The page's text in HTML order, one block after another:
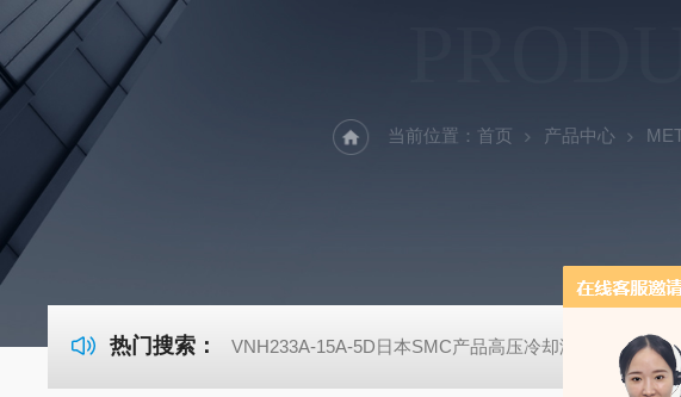
当前位置： 首页 产品中心
热门搜索： VNH233A-15A-5D日本SMC产品高压冷却液用阀